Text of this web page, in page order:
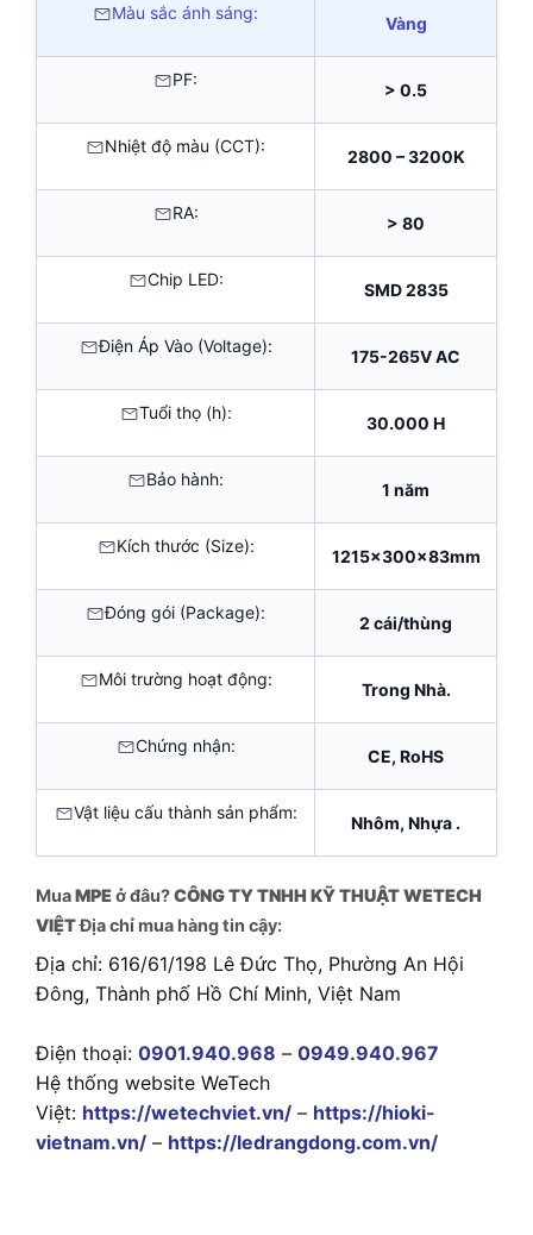
Màu sắc ánh sáng:
Vàng
PF:
> 0.5
Nhiệt độ màu (CCT):
2800 – 3200K
RA:
> 80
Chip LED:
SMD 2835
Điện Áp Vào (Voltage):
175-265V AC
Tuổi thọ (h):
30.000 H
Bảo hành:
1 năm
Kích thước (Size):
1215x300x83mm
Đóng gói (Package):
2 cái/thùng
Môi trường hoạt động:
Trong Nhà.
Chứng nhận:
CE, RoHS
Vật liệu cấu thành sản phẩm:
Nhôm, Nhựa .
MuaMPEở đâu?CÔNG TY TNHH KỸ THUẬT WETECH
VIỆTĐịa chỉ mua hàng tin cậy:
Địa chỉ: 616/61/198 Lê Đức Thọ, Phường An Hội
Đông, Thành phố Hồ Chí Minh, Việt Nam
Điện thoại: 0901.940.968 – 0949.940.967
Hệ thống website WeTech
Việt: https://wetechviet.vn/ – https://hioki-
vietnam.vn/ – https://ledrangdong.com.vn/